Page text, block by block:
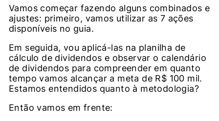
Vamos começar fazendo alguns combinados e
ajustes: primeiro, vamos utilizar as 7 ações
disponíveis no guia.
Em seguida, vou aplicá-las na planilha de
cálculo de dividendos e observar o calendário
de dividendos para compreender em quanto
tempo vamos alcançar a meta de R$ 100 mil.
Estamos entendidos quanto à metodologia?
Então vamos em frente: